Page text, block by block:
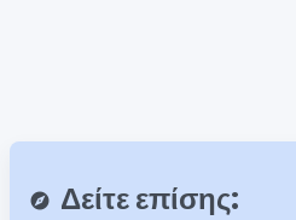
explore Δείτε επίσης: